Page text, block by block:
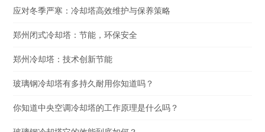
应对冬季严寒：冷却塔高效维护与保养策略
郑州闭式冷却塔：节能，环保安全
郑州冷却塔：技术创新节能
玻璃钢冷却塔有多持久耐用你知道吗？
你知道中央空调冷却塔的工作原理是什么吗？